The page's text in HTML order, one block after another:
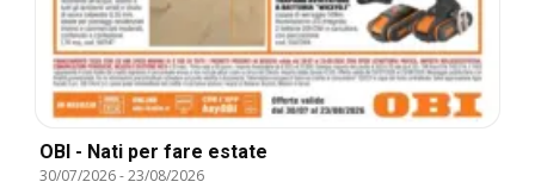
OBI - Nati per fare estate
30/07/2026-23/08/2026